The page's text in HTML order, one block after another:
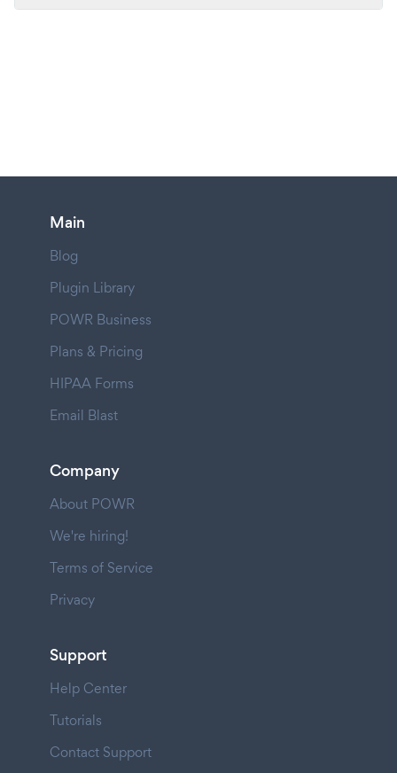
Main
Blog
Plugin Library
POWR Business
Plans & Pricing
HIPAA Forms
Email Blast
Company
About POWR
We're hiring!
Terms of Service
Privacy
Support
Help Center
Tutorials
Contact Support